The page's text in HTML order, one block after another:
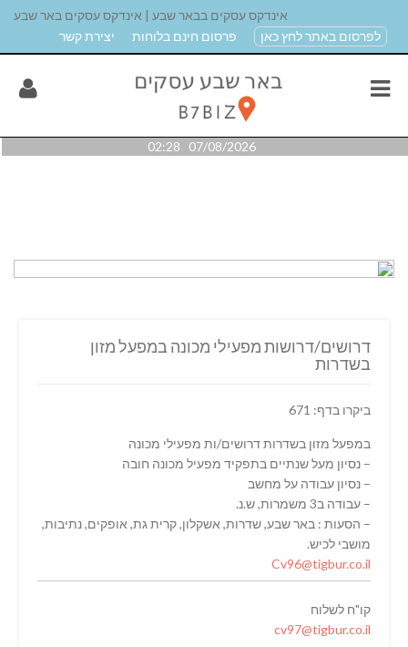
אינדקס עסקים בבאר שבע | אינדקס עסקים באר שבע
לפרסום באתר לחץ כאן
פרסום חינם בלוחות יצירת קשר
07/08/2026 02:28
דרושים/דרושות מפעילי מכונה במפעל מזון
בשדרות
ביקרו בדף: 671
במפעל מזון בשדרות דרושים/ות מפעילי מכונה
– נסיון מעל שנתיים בתפקיד מפעיל מכונה חובה
– נסיון עבודה על מחשב
– עבודה ב3 משמרות, ש.נ.
– הסעות : באר שבע, שדרות, אשקלון, קרית גת, אופקים, נתיבות,
מושבי לכיש.
Cv96@tigbur.co.il
קו"ח לשלוח
cv97@tigbur.co.il